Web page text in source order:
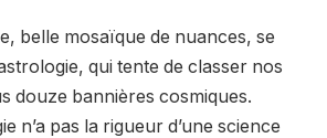
belle mosaïque de nuances, se
qui tente de classer nos
douze bannières cosmiques.
n’a pas la rigueur d’une science